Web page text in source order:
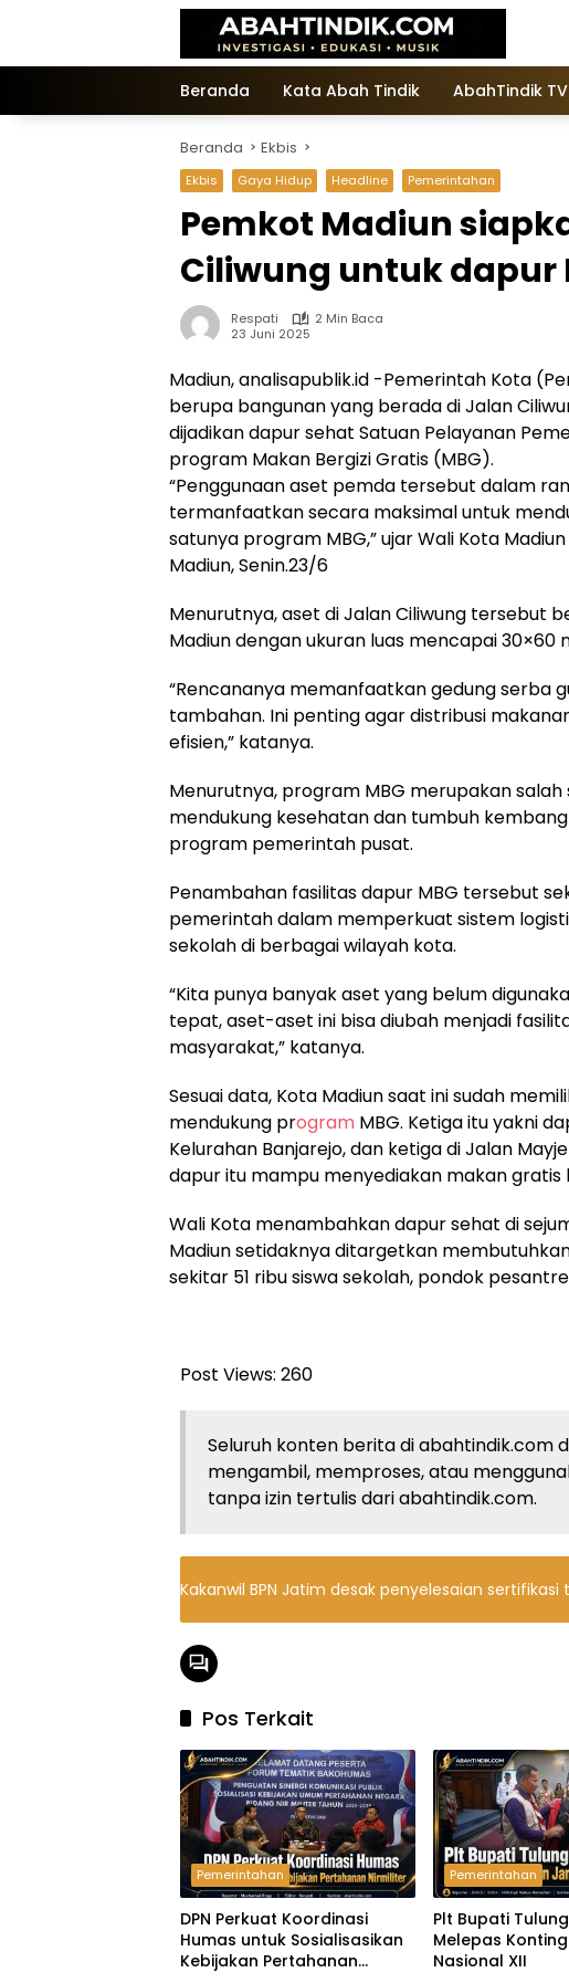
Beranda Kata Abah Tindik AbahTindik TV
Beranda Ekbis
Ekbis Gaya Hidup Headline Pemerintahan
Pemkot Madiun
Ciliwung untuk dapur
Respati
2 Min Baca
23 Juni 2025
Madiun, analisapublik.id -Pemerintah Kota
berupa bangunan yang berada di Jalan
dijadikan dapur sehat Satuan Pelayanan
program Makan Bergizi Gratis (MBG).
“Penggunaan aset pemda tersebut dalam
termanfaatkan secara maksimal untuk
satunya program MBG,” ujar Wali Kota
Madiun, Senin.23/6
Menurutnya, aset di Jalan Ciliwung tersebut
Madiun dengan ukuran luas mencapai 30×60
“Rencananya memanfaatkan gedung serba
tambahan. Ini penting agar distribusi
efisien,” katanya.
Menurutnya, program MBG merupakan
mendukung kesehatan dan tumbuh
program pemerintah pusat.
Penambahan fasilitas dapur MBG tersebut
pemerintah dalam memperkuat sistem
sekolah di berbagai wilayah kota.
“Kita punya banyak aset yang belum
tepat, aset-aset ini bisa diubah menjadi
masyarakat,” katanya.
Sesuai data, Kota Madiun saat ini sudah
mendukung program MBG. Ketiga itu yakni
Kelurahan Banjarejo, dan ketiga di Jalan
dapur itu mampu menyediakan makan gratis
Wali Kota menambahkan dapur sehat di
Madiun setidaknya ditargetkan
sekitar 51 ribu siswa sekolah, pondok
Post Views: 260
Seluruh konten berita di abahtindik.com
mengambil, memproses, atau
tanpa izin tertulis dari abahtindik.com.
Kakanwil BPN Jatim desak penyelesaian
Pos Terkait
Pemerintahan
DPN Perkuat Koordinasi
Humas untuk Sosialisasikan
Kebijakan Pertahanan
Pemerintahan
Plt Bupati
Melepas
Nasional XII
Headline Headline